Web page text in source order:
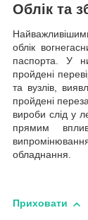
Облік та
облік
паспорта. У
пройдені
та вузлів,
пройдені
вироби слід у
прямим
обладнання.
Приховати